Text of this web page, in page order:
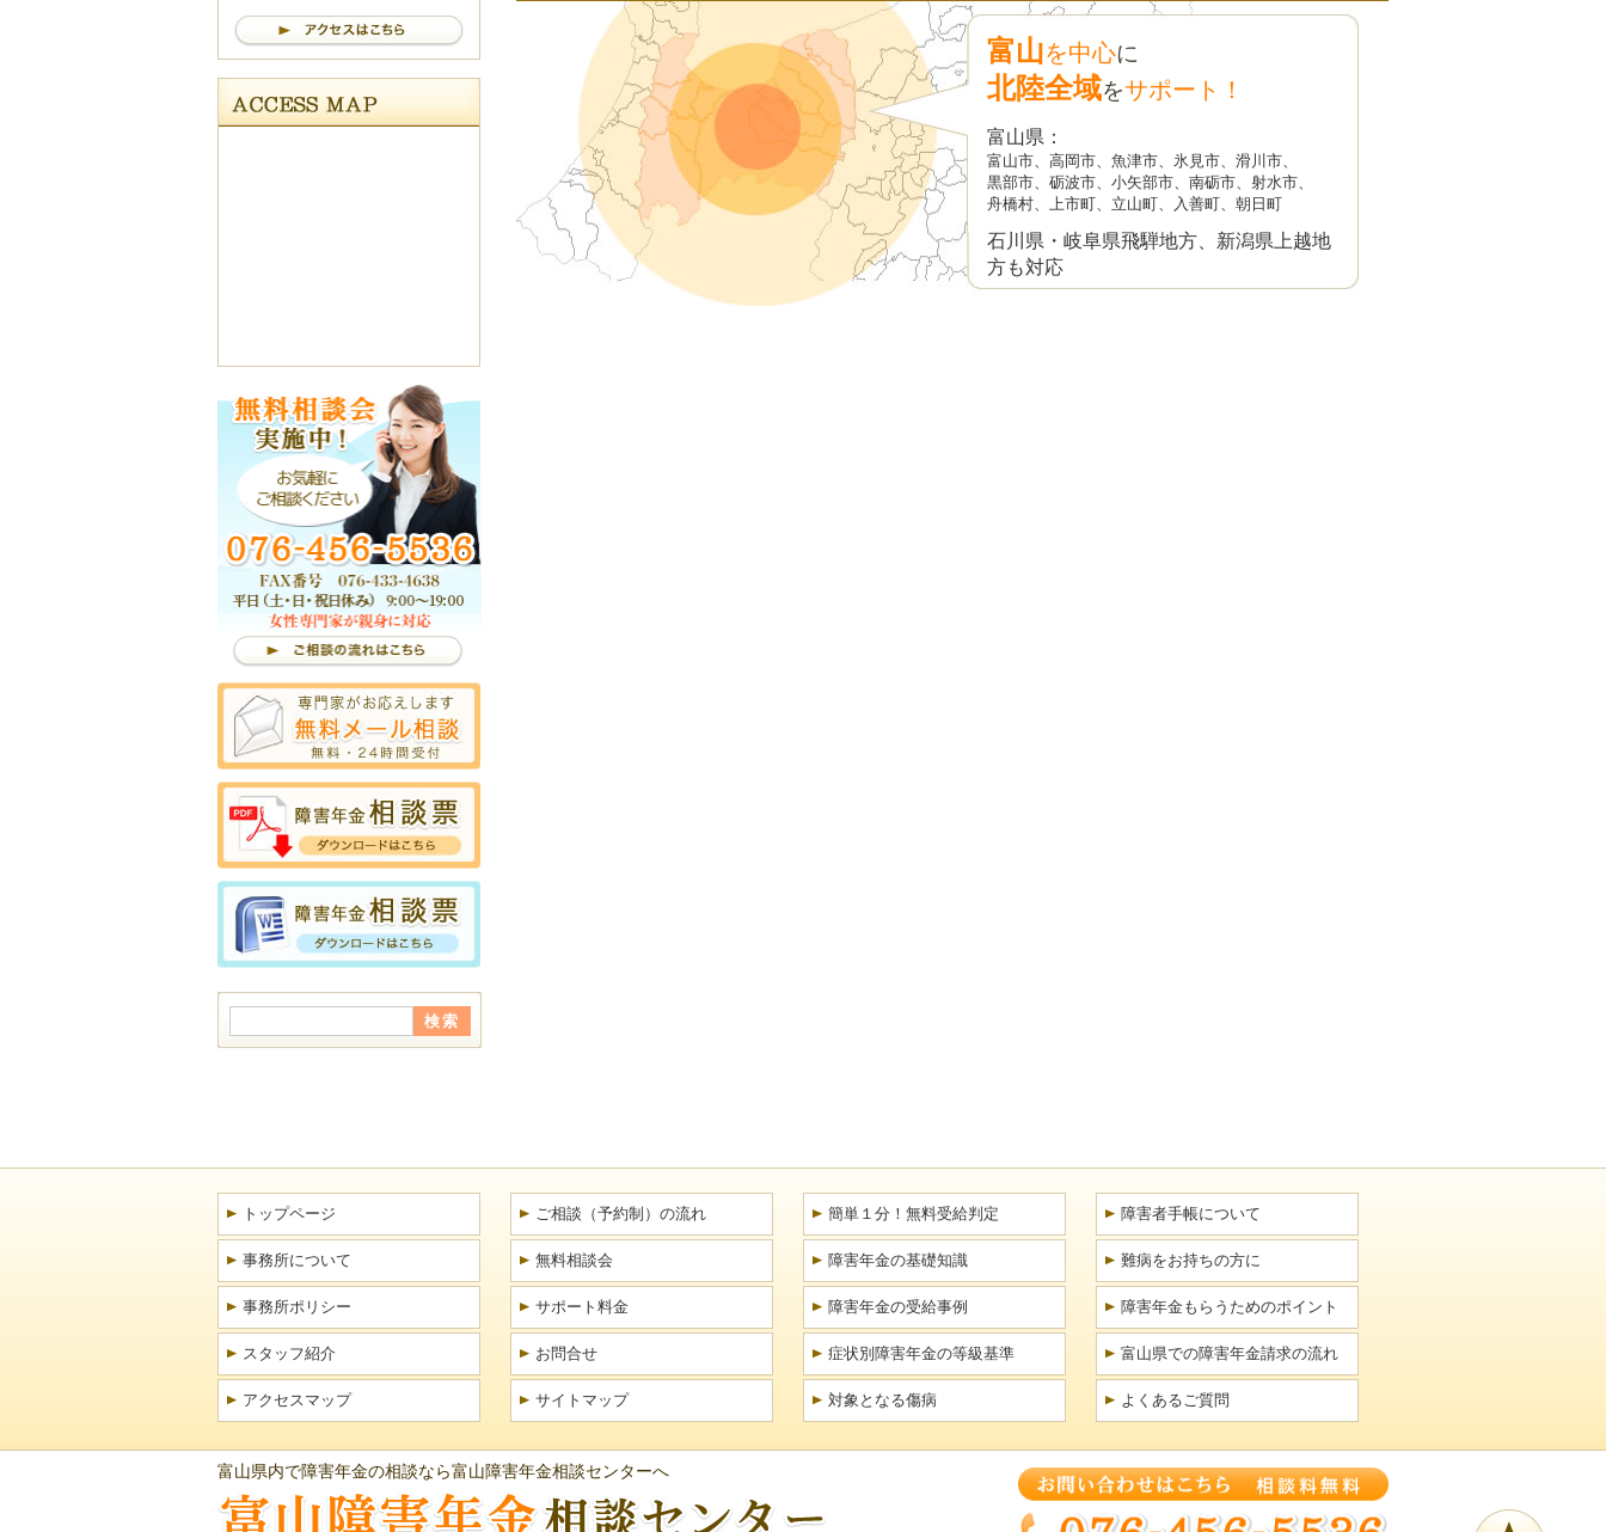
2026.07.09 新着情報 面談のご予約について
2026.07.02 トピックス 障害年金決定者からお手紙を頂戴しました2026/6月
2026.06.26 新着情報 2026.7.6(月) 電話による無料相談はお休みいたします
2026.06.25 受給事例
障害者雇用で将来が不安！自閉症・軽度知的障害で障害基礎年金2級を受
給できたケース
2026.06.18 相談者のアンケートを更新しました2026/5月
富山を中心に
北陸全域をサポート！
富山県：
富山市、高岡市、魚津市、氷見市、滑川市、
黒部市、砺波市、小矢部市、南砺市、射水市、
舟橋村、上市町、立山町、入善町、朝日町
石川県・岐阜県飛騨地方、新潟県上越地
方も対応
トップページ
事務所について
事務所ポリシー
スタッフ紹介
アクセスマップ
ご相談（予約制）の流れ
無料相談会
サポート料金
お問合せ
サイトマップ
簡単１分！無料受給判定
障害年金の基礎知識
障害年金の受給事例
症状別障害年金の等級基準
対象となる傷病
障害者手帳について
難病をお持ちの方に
障害年金もらうためのポイント
富山県での障害年金請求の流れ
よくあるご質問
富山県内で障害年金の相談なら富山障害年金相談センターへ